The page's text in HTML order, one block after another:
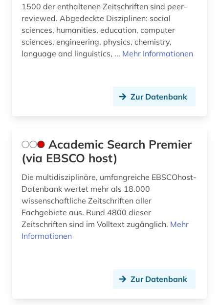
bildung in der sozialarbeit (1)
bildungschancen (1)
bildungsfinanzierung (1)
bildungspolitik (6)
bildungssysteme (1)
bildungstheorie (4)
1500 der enthaltenen Zeitschriften sind peer-
reviewed. Abgedeckte Disziplinen: social
sciences, humanities, education, computer
sciences, engineering, physics, chemistry,
language and linguistics, ... Mehr Informationen
Zur Datenbank
Academic Search Premier
(via EBSCO host)
Die multidisziplinäre, umfangreiche EBSCOhost-
Datenbank wertet mehr als 18.000
wissenschaftliche Zeitschriften aller
Fachgebiete aus. Rund 4800 dieser
Zeitschriften sind im Volltext zugänglich. Mehr
Informationen
Zur Datenbank